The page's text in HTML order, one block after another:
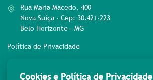
Rua Maria Macedo, 400
Nova Suíça - Cep: 30.421-223
Belo Horizonte - MG
Política de Privacidade
Rede sociais
Cookies e Política de Privacidade